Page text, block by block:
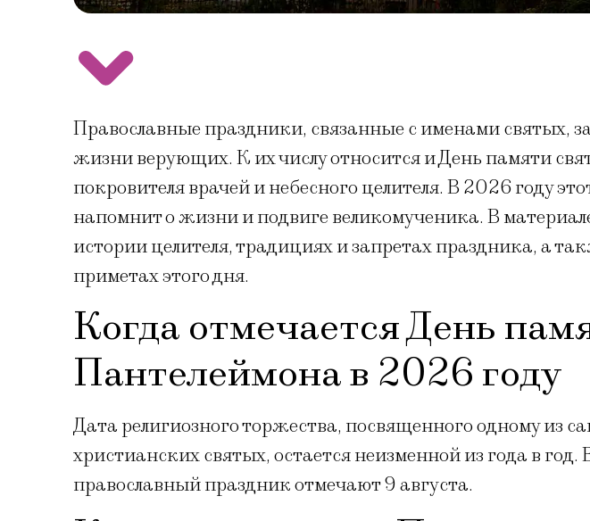
Православные праздники, связанные с именами святых,
жизни верующих. К их числу относится и День памяти
покровителя врачей и небесного целителя. В 2026 году
напомнит о жизни и подвиге великомученика. В
истории целителя, традициях и запретах праздника, а
приметах этого дня.
Когда отмечается День
Пантелеймона в 2026 году
Дата религиозного торжества, посвященного одному из
христианских святых, остается неизменной из года в год.
православный праздник отмечают 9 августа.